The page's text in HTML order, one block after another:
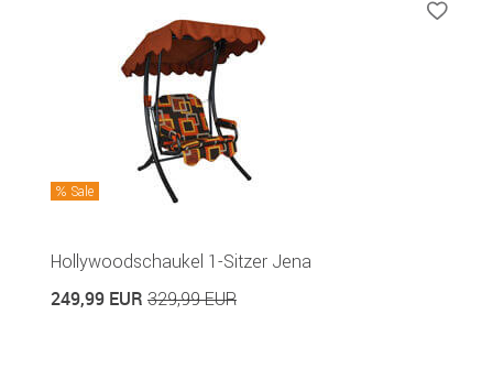
Sale
Hollywoodschaukel 1-Sitzer Jena
249,99 EUR 329,99 EUR